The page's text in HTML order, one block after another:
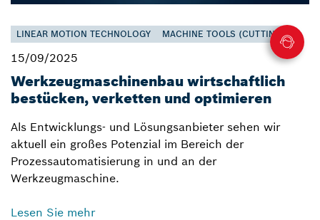
LINEAR MOTION TECHNOLOGY MACHINE TOOLS (CUTTING)
15/09/2025
Werkzeugmaschinenbau wirtschaftlich
bestücken, verketten und optimieren
Als Entwicklungs- und Lösungsanbieter sehen wir
aktuell ein großes Potenzial im Bereich der
Prozessautomatisierung in und an der
Werkzeugmaschine.
Lesen Sie mehr